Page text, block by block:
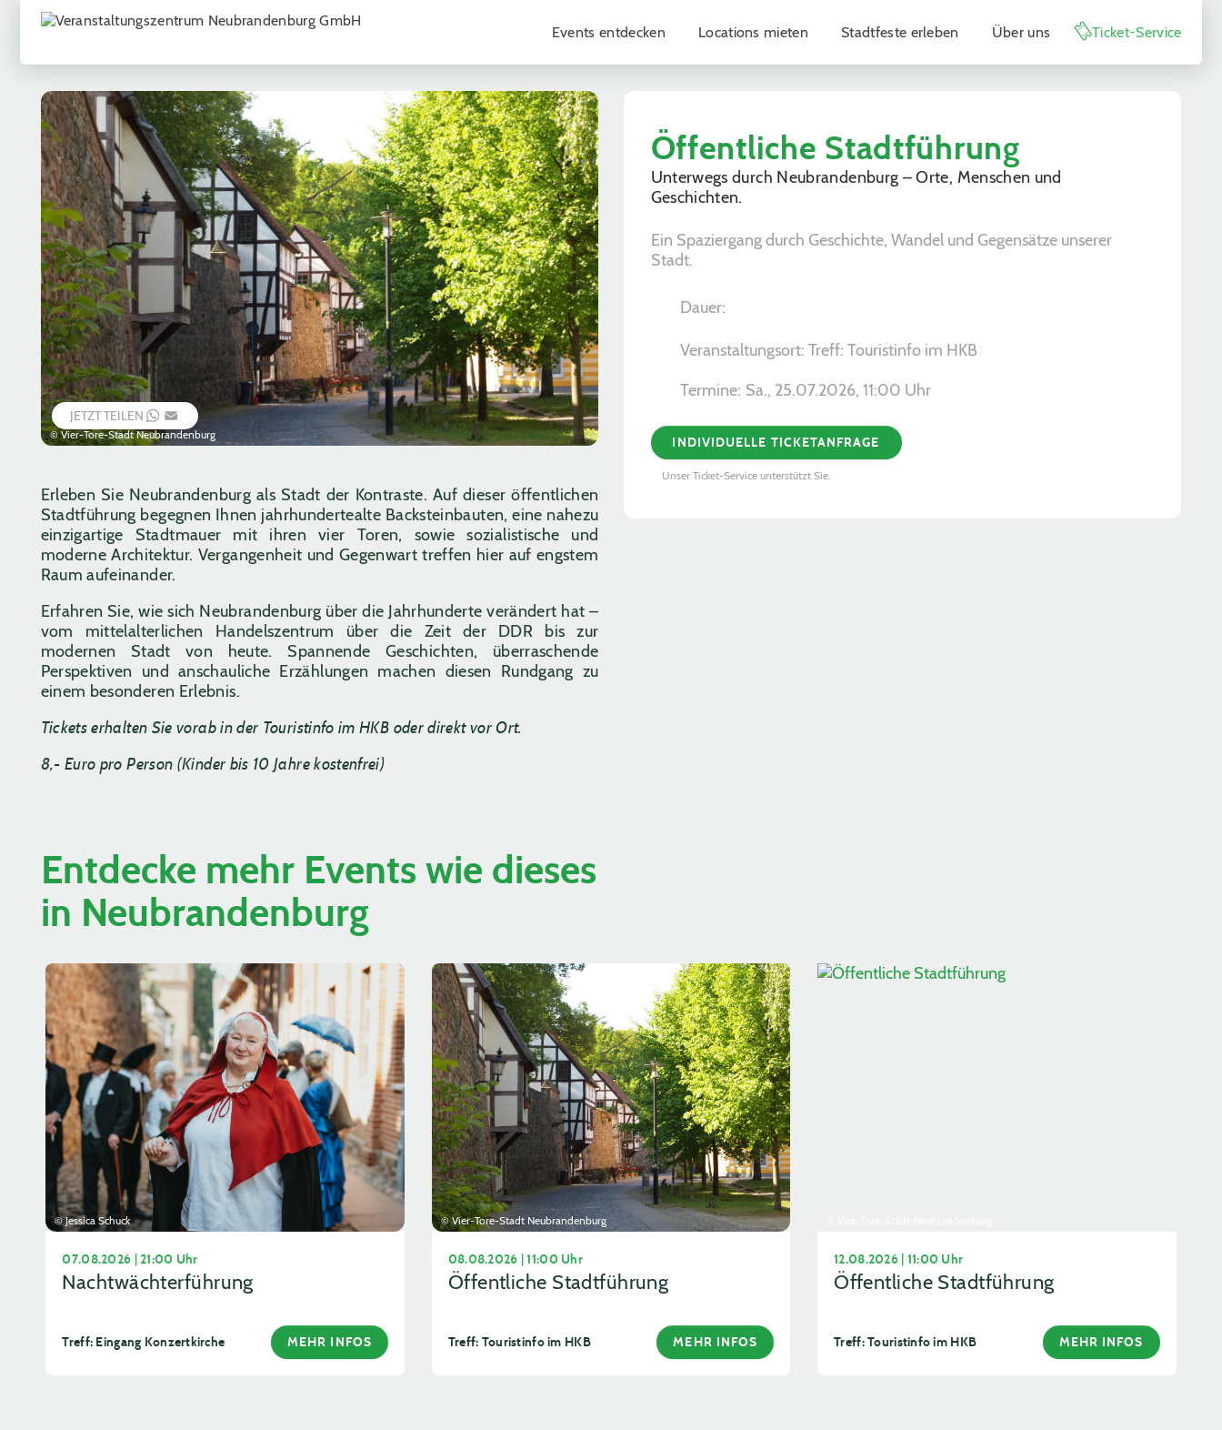
Events entdecken Locations mieten Stadtfeste erleben Über uns Ticket-Service
© Vier-Tore-Stadt Neubrandenburg
JETZT TEILEN WHATSAPP
EMAIL
Erleben Sie Neubrandenburg als Stadt der Kontraste. Auf dieser öffentlichen
Stadtführung begegnen Ihnen jahrhundertealte Backsteinbauten, eine nahezu
einzigartige Stadtmauer mit ihren vier Toren, sowie sozialistische und
moderne Architektur. Vergangenheit und Gegenwart treffen hier auf engstem
Raum aufeinander.
Erfahren Sie, wie sich Neubrandenburg über die Jahrhunderte verändert hat –
vom mittelalterlichen Handelszentrum über die Zeit der DDR bis zur
modernen Stadt von heute. Spannende Geschichten, überraschende
Perspektiven und anschauliche Erzählungen machen diesen Rundgang zu
einem besonderen Erlebnis.
Tickets erhalten Sie vorab in der Touristinfo im HKB oder direkt vor Ort.
8,- Euro pro Person (Kinder bis 10 Jahre kostenfrei)
Öffentliche Stadtführung
Unterwegs durch Neubrandenburg – Orte, Menschen und
Geschichten.
Ein Spaziergang durch Geschichte, Wandel und Gegensätze unserer
Stadt.
Dauer:
Veranstaltungsort: Treff: Touristinfo im HKB
Termine: Sa., 25.07.2026, ­11:00 Uhr
INDIVIDUELLE TICKETANFRAGE
Unser Ticket-Service unterstützt Sie.
Entdecke mehr Events wie dieses
in Neubrandenburg
© Jessica Schuck
07.08.2026 | 21:00 Uhr
Nachtwächterführung
Treff: Eingang Konzertkirche MEHR INFOS
© Vier-Tore-Stadt Neubrandenburg
08.08.2026 | 11:00 Uhr
Öffentliche Stadtführung
Treff: Touristinfo im HKB MEHR INFOS
12.08.2026 | 11:00 Uhr
Öffentliche Stadtführung
Treff: Touristinfo im HKB MEHR INFOS